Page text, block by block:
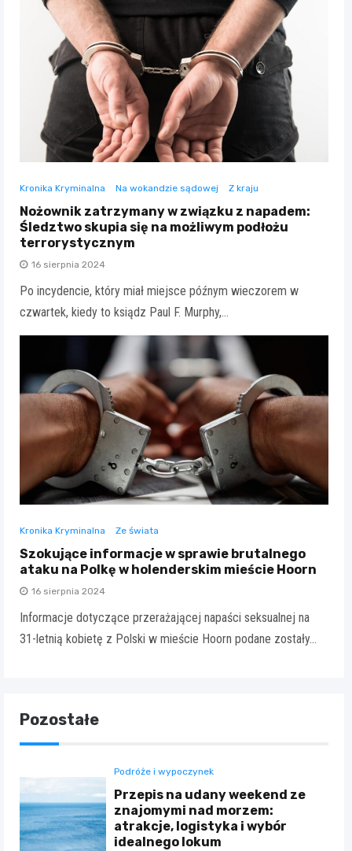
Kronika Kryminalna Na wokandzie sądowej Z kraju
Nożownik zatrzymany w związku z napadem:
Śledztwo skupia się na możliwym podłożu
terrorystycznym
16 sierpnia 2024
Po incydencie, który miał miejsce późnym wieczorem w
czwartek, kiedy to ksiądz Paul F. Murphy,…
Kronika Kryminalna Ze świata
Szokujące informacje w sprawie brutalnego
ataku na Polkę w holenderskim mieście Hoorn
16 sierpnia 2024
Informacje dotyczące przerażającej napaści seksualnej na
31-letnią kobietę z Polski w mieście Hoorn podane zostały…
Pozostałe
Podróże i wypoczynek
Przepis na udany weekend ze
znajomymi nad morzem:
atrakcje, logistyka i wybór
idealnego lokum